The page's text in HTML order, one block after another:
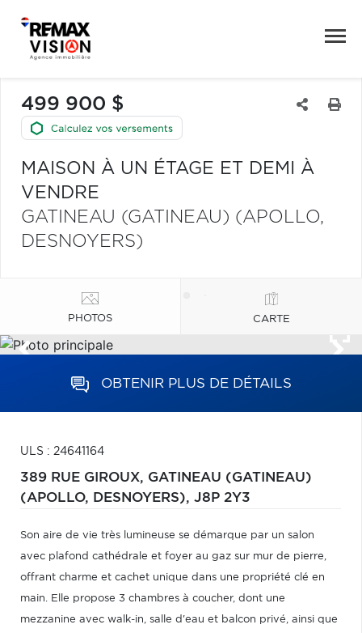
499 900 $
MAISON À UN ÉTAGE ET DEMI À
VENDRE
GATINEAU (GATINEAU) (APOLLO,
DESNOYERS)
PHOTOS CARTE
OBTENIR PLUS DE DÉTAILS
ULS : 24641164
389 RUE GIROUX, GATINEAU (GATINEAU)
(APOLLO, DESNOYERS), J8P 2Y3
Son aire de vie très lumineuse se démarque par un salon
avec plafond cathédrale et foyer au gaz sur mur de pierre,
offrant charme et cachet unique dans une propriété clé en
main. Elle propose 3 chambres à coucher, dont une
mezzanine avec walk-in, salle d'eau et balcon privé, ainsi que